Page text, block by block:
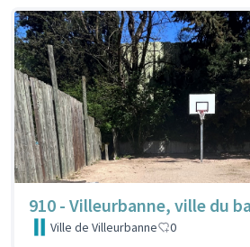
910 - Villeurbanne, ville du
Ville de Villeurbanne 0